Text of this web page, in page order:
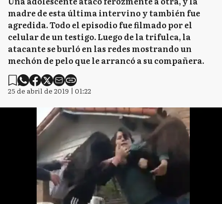
madre de esta última intervino y también fue
agredida. Todo el episodio fue filmado por el
celular de un testigo. Luego de la trifulca, la
atacante se burló en las redes mostrando un
mechón de pelo que le arrancó a su compañera.
25 de abril de 2019 | 01:22